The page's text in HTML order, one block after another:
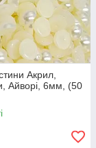
Акрил,
Айворі, 6мм, (50